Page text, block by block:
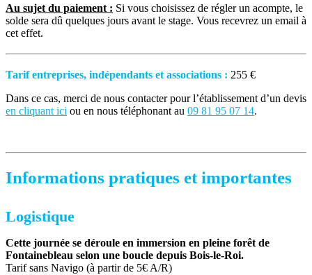
Au sujet du paiement : Si vous choisissez de régler un acompte, le
solde sera dû quelques jours avant le stage. Vous recevrez un email à
cet effet.
Tarif entreprises, indépendants et associations : 255 €
Dans ce cas, merci de nous contacter pour l’établissement d’un devis
en cliquant ici ou en nous téléphonant au 09 81 95 07 14.
Informations pratiques et importantes
Logistique
Cette journée se déroule en immersion en pleine forêt de
Fontainebleau selon une boucle depuis Bois-le-Roi.
Tarif sans Navigo (à partir de 5€ A/R)